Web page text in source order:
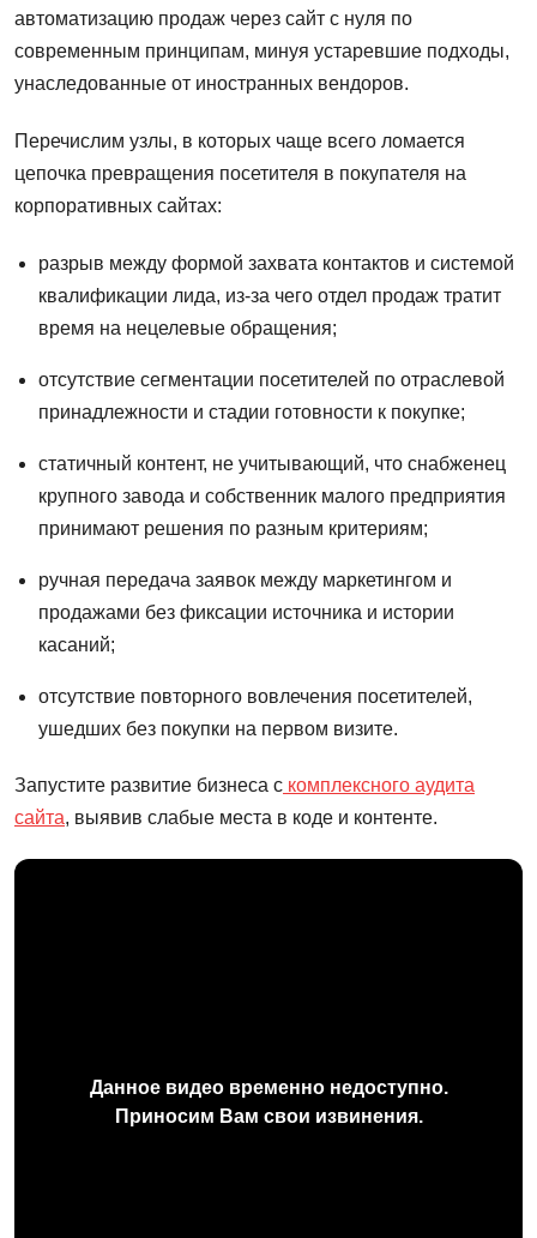
автоматизацию продаж через сайт с нуля по
современным принципам, минуя устаревшие подходы,
унаследованные от иностранных вендоров.
Перечислим узлы, в которых чаще всего ломается
цепочка превращения посетителя в покупателя на
корпоративных сайтах:
разрыв между формой захвата контактов и системой
квалификации лида, из-за чего отдел продаж тратит
время на нецелевые обращения;
отсутствие сегментации посетителей по отраслевой
принадлежности и стадии готовности к покупке;
статичный контент, не учитывающий, что снабженец
крупного завода и собственник малого предприятия
принимают решения по разным критериям;
ручная передача заявок между маркетингом и
продажами без фиксации источника и истории
касаний;
отсутствие повторного вовлечения посетителей,
ушедших без покупки на первом визите.
Запустите развитие бизнеса с комплексного аудита
сайта, выявив слабые места в коде и контенте.